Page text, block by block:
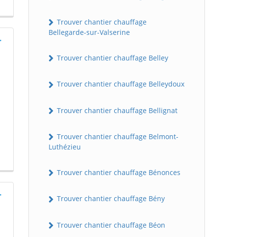
Trouver chantier chauffage
Bellegarde-sur-Valserine
Trouver chantier chauffage Belley
Trouver chantier chauffage Belleydoux
Trouver chantier chauffage Bellignat
Trouver chantier chauffage Belmont-
Luthézieu
Trouver chantier chauffage Bénonces
Trouver chantier chauffage Bény
Trouver chantier chauffage Béon